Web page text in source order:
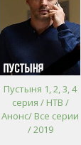
Пустыня 1, 2, 3, 4
серия / НТВ /
Анонс/ Все серии
/ 2019